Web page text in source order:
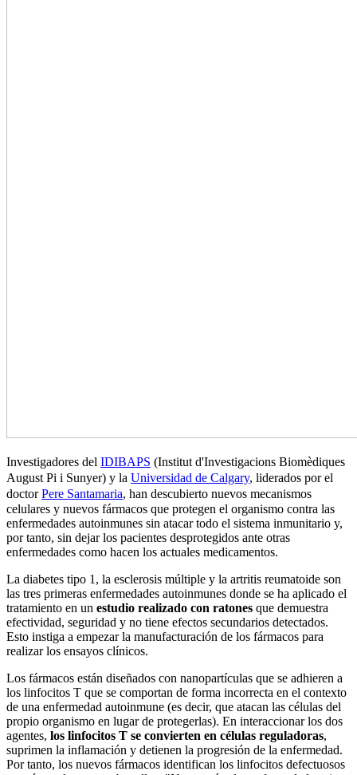
Investigadores del IDIBAPS (Institut d'Investigacions Biomèdiques
August Pi i Sunyer) y la Universidad de Calgary, liderados por el
doctorPere Santamaria, han descubierto nuevos mecanismos
celulares y nuevos fármacos que protegen el organismo contra las
enfermedades autoinmunes sin atacar todo el sistema inmunitario y,
por tanto, sin dejar los pacientes desprotegidos ante otras
enfermedades como hacen los actuales medicamentos.
La diabetes tipo 1, la esclerosis múltiple y la artritis reumatoide son
las tres primeras enfermedades autoinmunes donde se ha aplicado el
tratamiento en un estudio realizado con ratones que demuestra
efectividad, seguridad y no tiene efectos secundarios detectados.
Esto instiga a empezar la manufacturación de los fármacos para
realizar los ensayos clínicos.
Los fármacos están diseñados con nanopartículas que se adhieren a
los linfocitos T que se comportan de forma incorrecta en el contexto
de una enfermedad autoinmune (es decir, que atacan las células del
propio organismo en lugar de protegerlas). En interaccionar los dos
agentes, los linfocitos T se convierten en células reguladoras,
suprimen la inflamación y detienen la progresión de la enfermedad.
Por tanto, los nuevos fármacos identifican los linfocitos defectuosos